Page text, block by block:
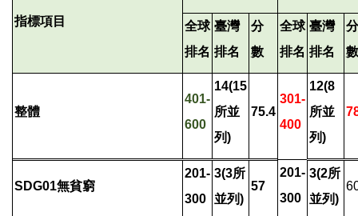
指標項目
全球
排名
臺灣
排名
分
數
全球
排名
臺灣
排名
分
數
整體
401-
600
14(15
所並
列)
75.4
301-
400
12(8
所並
列)
SDG01無貧窮
201-
300
3(3所
並列)
57
201-
300
3(2所
並列)